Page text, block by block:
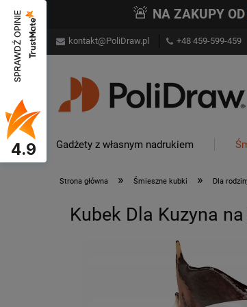
🚨 NA ZAKUPY OD
kontakt@PoliDraw.pl +48 459-599-459
Gadżety z własnym nadrukiem
Strona główna » Śmieszne kubki » Dla
Kubek Dla Kuzyna
SPRAWDŹ OPINIE
4.9